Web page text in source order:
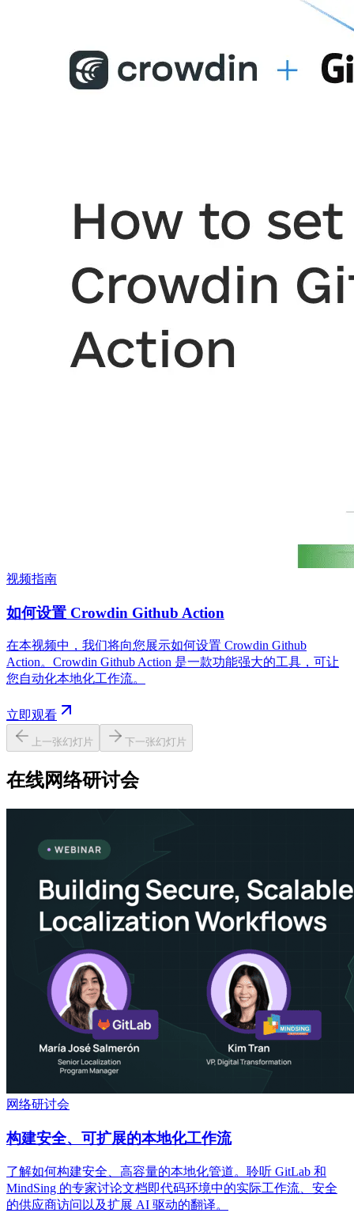
视频指南
如何设置 Crowdin Github Action
在本视频中，我们将向您展示如何设置 Crowdin Github
Action。Crowdin Github Action 是一款功能强大的工具，可让
您自动化本地化工作流。
立即观看
上一张幻灯片 下一张幻灯片
在线网络研讨会
网络研讨会
构建安全、可扩展的本地化工作流
了解如何构建安全、高容量的本地化管道。聆听 GitLab 和
MindSing 的专家讨论文档即代码环境中的实际工作流、安全
的供应商访问以及扩展 AI 驱动的翻译。